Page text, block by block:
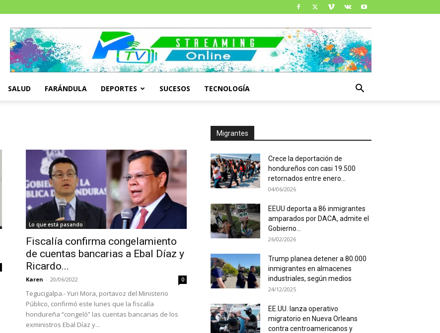
SALUD FARÁNDULA DEPORTES SUCESOS TECNOLOGÍA
Lo que está pasando
Fiscalía confirma congelamiento
de cuentas bancarias a Ebal Díaz y
Ricardo...
Karen - 20/06/2022 0
Tegucigalpa.- Yuri Mora, portavoz del Ministerio
Público, confirmó este lunes que la fiscalía
hondureña “congeló” las cuentas bancarias de los
exministros Ebal Díaz y...
Migrantes
Crece la deportación de
hondureños con casi 19.500
retornados entre enero...
04/06/2026
EEUU deporta a 86 inmigrantes
amparados por DACA, admite el
Gobierno...
26/02/2026
Trump planea detener a 80.000
inmigrantes en almacenes
industriales, según medios
24/12/2025
EE.UU. lanza operativo
migratorio en Nueva Orleans
contra centroamericanos y